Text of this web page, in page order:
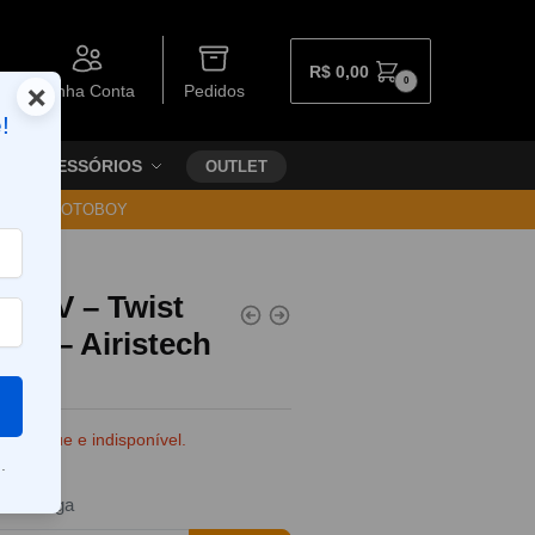
Minha Conta Pedidos
R$ 0,00 0
ACESSÓRIOS OUTLET
VIA MOTOBOY
VV – Twist
– Airistech
estoque e indisponível.
entrega
×